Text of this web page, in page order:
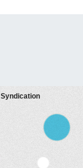
Syndication